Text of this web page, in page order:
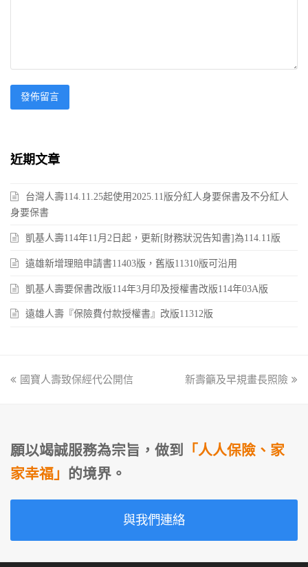
近期文章
台灣人壽114.11.25起使用2025.11版分紅人身要保書及不分紅人
身要保書
凱基人壽114年11月2日起，更新[財務狀況告知書]為114.11版
遠雄新增理賠申請書11403版，舊版11310版可沿用
凱基人壽要保書改版114年3月印及授權書改版114年03A版
遠雄人壽『保險費付款授權書』改版11312版
previous
國寶人壽致保經代公開信
next
新壽籲及早規畫長照險
願以竭誠服務為宗旨，做到
「人人保險、家
家幸福」 的境界。
與我們連絡